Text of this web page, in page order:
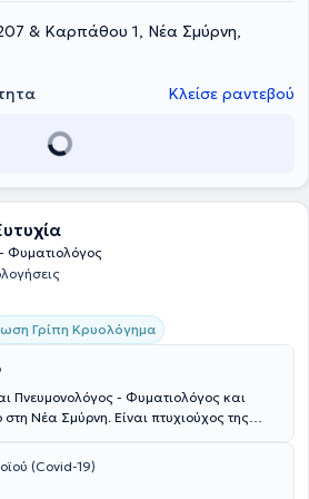
συνέδρια που αφορούν όλους
- Φυματιολογίας και της ιατρικής
της.
207 & Καρπάθου 1, Νέα Σμύρνη,
Κλείσε ραντεβού
Φυματιολόγος
Γρίπη Κρυολόγημα
Πνευμονολόγος - Φυματιολόγος και
στη Νέα Σμύρνη. Είναι πτυχιούχος της
- Φυματολογία. Έχει αποκτήσει
ως ειδικευόμενη στην 6η
(Covid-19)